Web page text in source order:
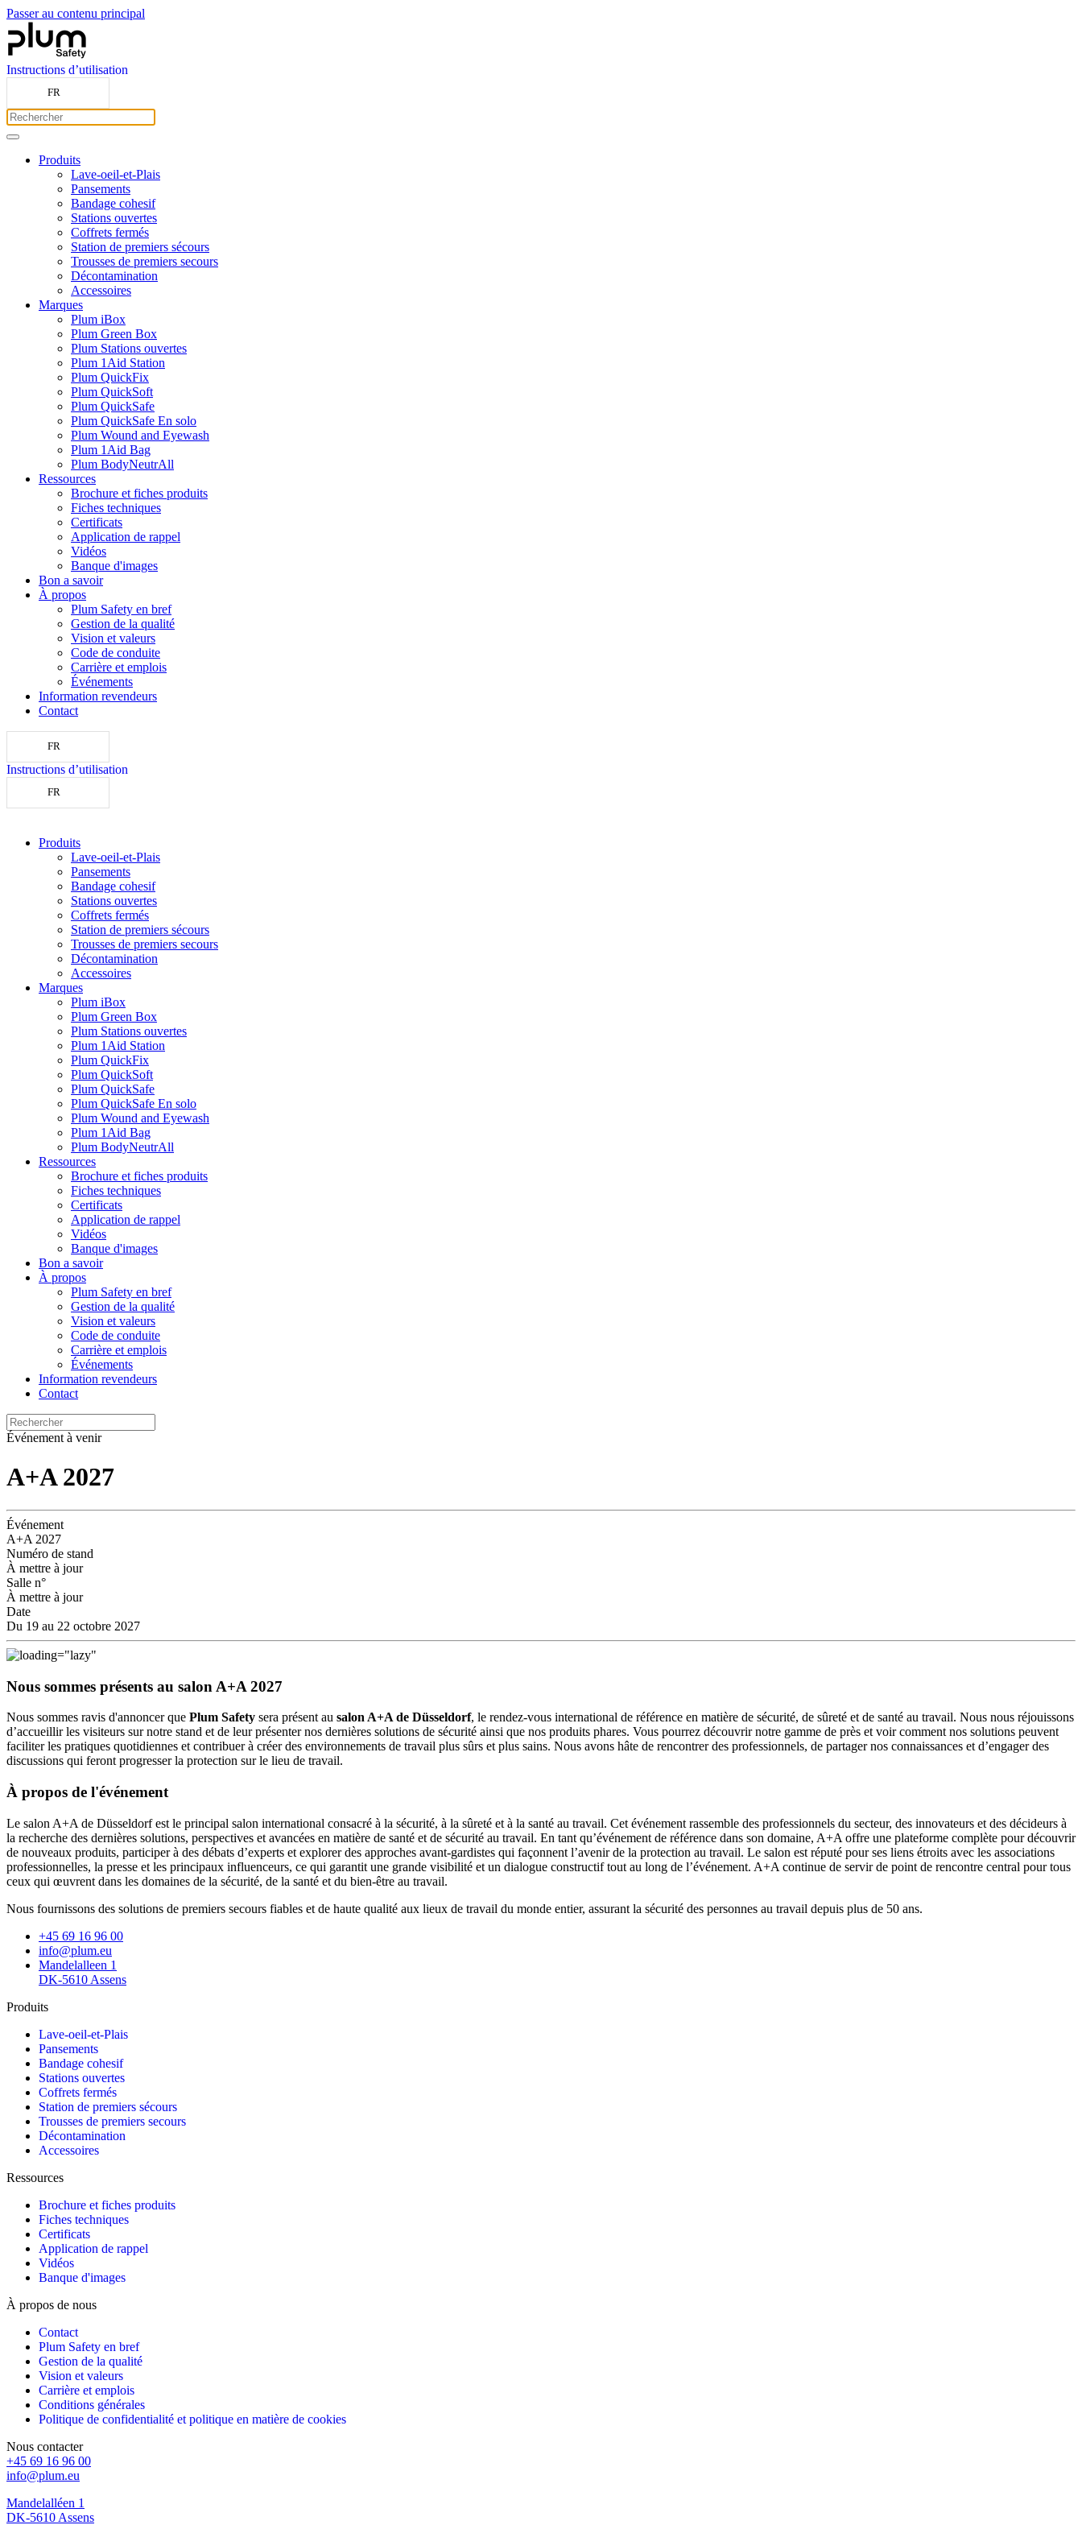
Passer au contenu principal
Instructions d’utilisation
FR
Produits
Lave-oeil-et-Plais
Pansements
Bandage cohesif
Stations ouvertes
Coffrets fermés
Station de premiers sécours
Trousses de premiers secours
Décontamination
Accessoires
Marques
Plum iBox
Plum Green Box
Plum Stations ouvertes
Plum 1Aid Station
Plum QuickFix
Plum QuickSoft
Plum QuickSafe
Plum QuickSafe En solo
Plum Wound and Eyewash
Plum 1Aid Bag
Plum BodyNeutrAll
Ressources
Brochure et fiches produits
Fiches techniques
Certificats
Application de rappel
Vidéos
Banque d'images
Bon a savoir
À propos
Plum Safety en bref
Gestion de la qualité
Vision et valeurs
Code de conduite
Carrière et emplois
Événements
Information revendeurs
Contact
FR
Instructions d’utilisation
FR
Produits
Lave-oeil-et-Plais
Pansements
Bandage cohesif
Stations ouvertes
Coffrets fermés
Station de premiers sécours
Trousses de premiers secours
Décontamination
Accessoires
Marques
Plum iBox
Plum Green Box
Plum Stations ouvertes
Plum 1Aid Station
Plum QuickFix
Plum QuickSoft
Plum QuickSafe
Plum QuickSafe En solo
Plum Wound and Eyewash
Plum 1Aid Bag
Plum BodyNeutrAll
Ressources
Brochure et fiches produits
Fiches techniques
Certificats
Application de rappel
Vidéos
Banque d'images
Bon a savoir
À propos
Plum Safety en bref
Gestion de la qualité
Vision et valeurs
Code de conduite
Carrière et emplois
Événements
Information revendeurs
Contact
Événement à venir
A+A 2027
Événement
A+A 2027
Numéro de stand
À mettre à jour
Salle n°
À mettre à jour
Date
Du 19 au 22 octobre 2027
Nous sommes présents au salon A+A 2027
Nous sommes ravis d'annoncer que Plum Safety sera présent au salon A+A de Düsseldorf, le rendez-vous international de référence en matière de sécurité, de sûreté et de santé au travail. Nous nous réjouissons
d’accueillir les visiteurs sur notre stand et de leur présenter nos dernières solutions de sécurité ainsi que nos produits phares. Vous pourrez découvrir notre gamme de près et voir comment nos solutions peuvent
faciliter les pratiques quotidiennes et contribuer à créer des environnements de travail plus sûrs et plus sains. Nous avons hâte de rencontrer des professionnels, de partager nos connaissances et d’engager des
discussions qui feront progresser la protection sur le lieu de travail.
À propos de l'événement
Le salon A+A de Düsseldorf est le principal salon international consacré à la sécurité, à la sûreté et à la santé au travail. Cet événement rassemble des professionnels du secteur, des innovateurs et des décideurs à
la recherche des dernières solutions, perspectives et avancées en matière de santé et de sécurité au travail. En tant qu’événement de référence dans son domaine, A+A offre une plateforme complète pour découvrir
de nouveaux produits, participer à des débats d’experts et explorer des approches avant-gardistes qui façonnent l’avenir de la protection au travail. Le salon est réputé pour ses liens étroits avec les associations
professionnelles, la presse et les principaux influenceurs, ce qui garantit une grande visibilité et un dialogue constructif tout au long de l’événement. A+A continue de servir de point de rencontre central pour tous
ceux qui œuvrent dans les domaines de la sécurité, de la santé et du bien-être au travail.
Nous fournissons des solutions de premiers secours fiables et de haute qualité aux lieux de travail du monde entier, assurant la sécurité des personnes au travail depuis plus de 50 ans.
+45 69 16 96 00
info@plum.eu
Mandelalleen 1
DK-5610 Assens
Produits
Lave-oeil-et-Plais
Pansements
Bandage cohesif
Stations ouvertes
Coffrets fermés
Station de premiers sécours
Trousses de premiers secours
Décontamination
Accessoires
Ressources
Brochure et fiches produits
Fiches techniques
Certificats
Application de rappel
Vidéos
Banque d'images
À propos de nous
Contact
Plum Safety en bref
Gestion de la qualité
Vision et valeurs
Carrière et emplois
Conditions générales
Politique de confidentialité et politique en matière de cookies
Nous contacter
+45 69 16 96 00
info@plum.eu
Mandelalléen 1
DK-5610 Assens